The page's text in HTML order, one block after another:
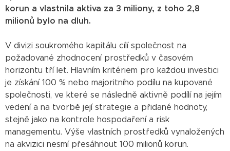
korun a vlastnila aktiva za 3 miliony, z toho 2,8
milionů bylo na dluh.
V divizi soukromého kapitálu cílí společnost na
požadované zhodnocení prostředků v časovém
horizontu tří let. Hlavním kritériem pro každou investici
je získání 100 % nebo majoritního podílu na kupované
společnosti, ve které se následně aktivně podílí na jejím
vedení a na tvorbě její strategie a přidané hodnoty,
stejně jako na kontrole hospodaření a risk
managementu. Výše vlastních prostředků vynaložených
na akvizici nesmí přesáhnout 100 milionů korun.